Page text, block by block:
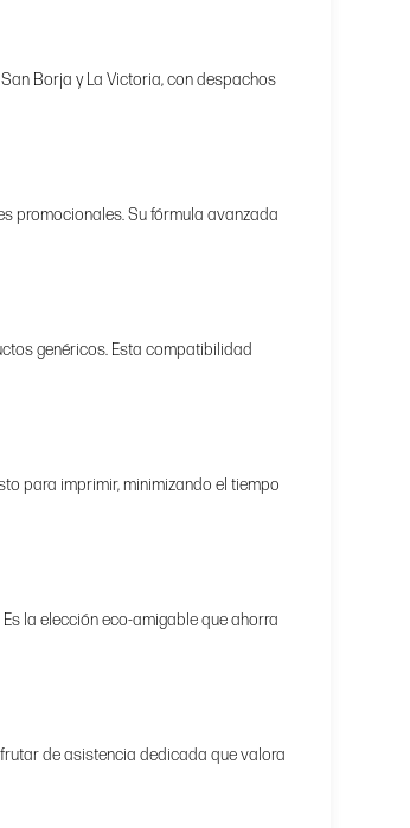
Borja y La Victoria, con despachos
promocionales. Su fórmula avanzada
genéricos. Esta compatibilidad
para imprimir, minimizando el tiempo
la elección eco-amigable que ahorra
de asistencia dedicada que valora